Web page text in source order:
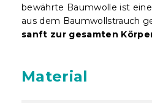
bewährte Baumwolle ist
aus dem Baumwollstrauch
sanft zur gesamten
Material